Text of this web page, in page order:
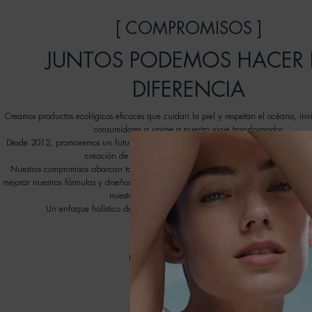
[ COMPROMISOS ]
JUNTOS PODEMOS HACER
DIFERENCIA
Creamos productos ecológicos eficaces que cuidan la piel y respetan el océano,
consumidores a unirse a nuestro viaje transformador.
Desde 2012, promovemos un futuro mejor para nuestros océanos gracias a las
creación de nuestro programa Water Lovers de Biotherm.
Nuestros compromisos abarcan todos los aspectos de nuestra cadena de valores
mejorar nuestras fórmulas y diseños de envases, promover nuevas tecnologías de
nuestra huella medioambiental en el agua.
Un enfoque holístico de la belleza que conlleva una ola de cambios